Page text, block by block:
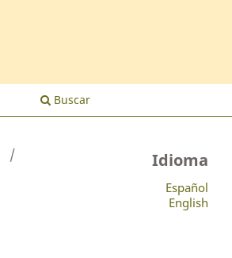
Buscar
/
Idioma
Español
English